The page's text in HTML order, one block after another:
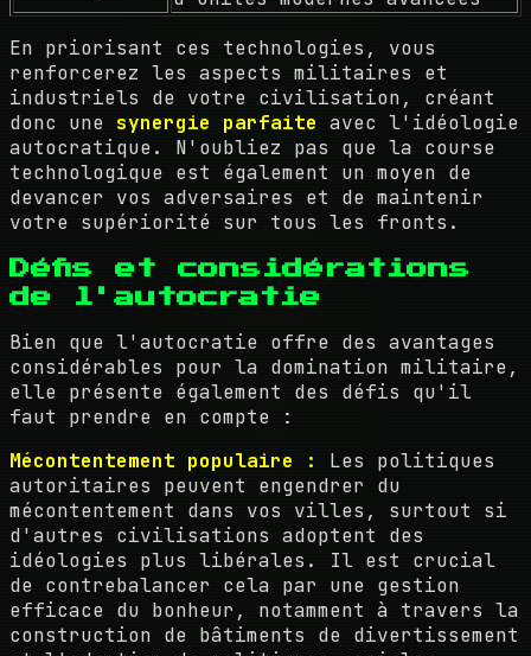
En priorisant ces technologies, vous
renforcerez les aspects militaires et
industriels de votre civilisation, créant
donc une synergie parfaite avec l'idéologie
autocratique. N'oubliez pas que la course
technologique est également un moyen de
devancer vos adversaires et de maintenir
votre supériorité sur tous les fronts.
Défis et considérations
de l'autocratie
Bien que l'autocratie offre des avantages
considérables pour la domination militaire,
elle présente également des défis qu'il
faut prendre en compte :
Mécontentement populaire :
Les politiques
autoritaires peuvent engendrer du
mécontentement dans vos villes, surtout si
d'autres civilisations adoptent des
idéologies plus libérales. Il est crucial
de contrebalancer cela par une gestion
efficace du bonheur, notamment à travers la
construction de bâtiments de divertissement